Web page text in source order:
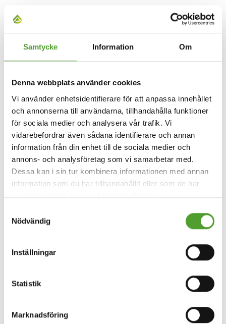
Samtycke Information Om
Denna webbplats använder cookies
Vi använder enhetsidentifierare för att anpassa innehållet
och annonserna till användarna, tillhandahålla funktioner
för sociala medier och analysera vår trafik. Vi
vidarebefordrar även sådana identifierare och annan
information från din enhet till de sociala medier och
annons- och analysföretag som vi samarbetar med.
Dessa kan i sin tur kombinera informationen med annan
information som du har tillhandahållit eller som de har
samlat in när du har använt deras tjänster.
Nödvändig
Inställningar
Statistik
Marknadsföring
niko.mikkola@algol.fi